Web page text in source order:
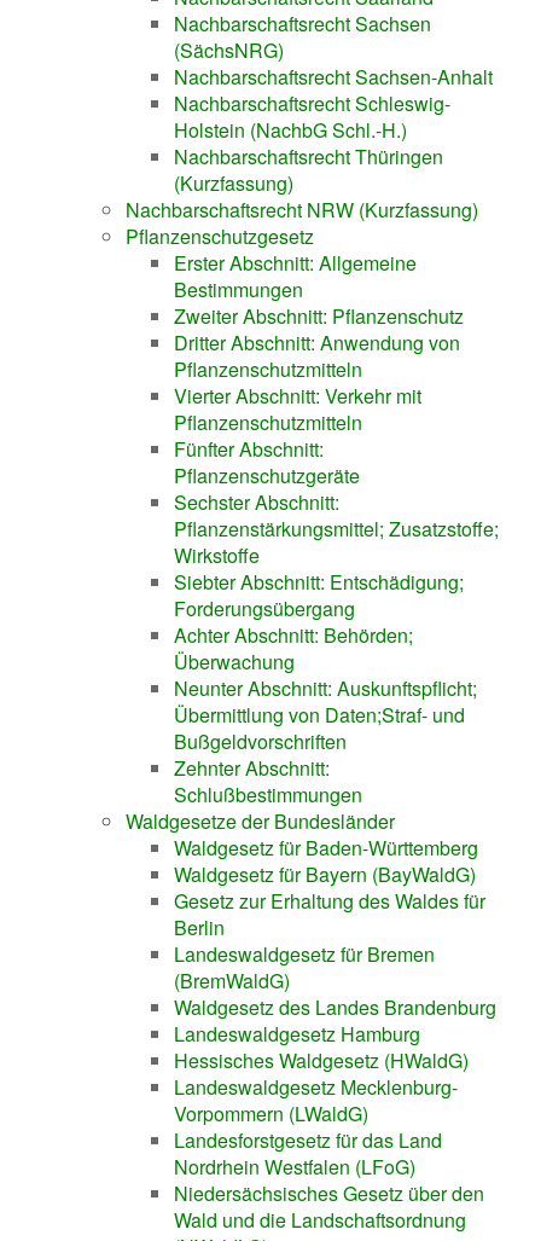
Nachbarschaftsrecht Sachsen
(SächsNRG)
Nachbarschaftsrecht Sachsen-Anhalt
Nachbarschaftsrecht Schleswig-
Holstein (NachbG Schl.-H.)
Nachbarschaftsrecht Thüringen
(Kurzfassung)
Nachbarschaftsrecht NRW (Kurzfassung)
Pflanzenschutzgesetz
Erster Abschnitt: Allgemeine
Bestimmungen
Zweiter Abschnitt: Pflanzenschutz
Dritter Abschnitt: Anwendung von
Pflanzenschutzmitteln
Vierter Abschnitt: Verkehr mit
Pflanzenschutzmitteln
Fünfter Abschnitt:
Pflanzenschutzgeräte
Sechster Abschnitt:
Pflanzenstärkungsmittel; Zusatzstoffe;
Wirkstoffe
Siebter Abschnitt: Entschädigung;
Forderungsübergang
Achter Abschnitt: Behörden;
Überwachung
Neunter Abschnitt: Auskunftspflicht;
Übermittlung von Daten;Straf- und
Bußgeldvorschriften
Zehnter Abschnitt:
Schlußbestimmungen
Waldgesetze der Bundesländer
Waldgesetz für Baden-Württemberg
Waldgesetz für Bayern (BayWaldG)
Gesetz zur Erhaltung des Waldes für
Berlin
Landeswaldgesetz für Bremen
(BremWaldG)
Waldgesetz des Landes Brandenburg
Landeswaldgesetz Hamburg
Hessisches Waldgesetz (HWaldG)
Landeswaldgesetz Mecklenburg-
Vorpommern (LWaldG)
Landesforstgesetz für das Land
Nordrhein Westfalen (LFoG)
Niedersächsisches Gesetz über den
Wald und die Landschaftsordnung